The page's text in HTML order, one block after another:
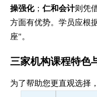
操强化； 仁和会计则凭
方面有优势。学员应根
座"。
三家机构课程特色
为了帮助您更直观选择